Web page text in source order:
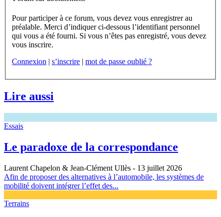
Pour participer à ce forum, vous devez vous enregistrer au
préalable. Merci d’indiquer ci-dessous l’identifiant personnel
qui vous a été fourni. Si vous n’êtes pas enregistré, vous devez
vous inscrire.
Connexion | s’inscrire | mot de passe oublié ?
Lire aussi
Essais
Le paradoxe de la correspondance
Laurent Chapelon & Jean-Clément Ullès - 13 juillet 2026
Afin de proposer des alternatives à l’automobile, les systèmes de
mobilité doivent intégrer l’effet des...
Terrains